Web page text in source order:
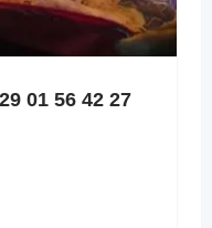
01 56 42 27